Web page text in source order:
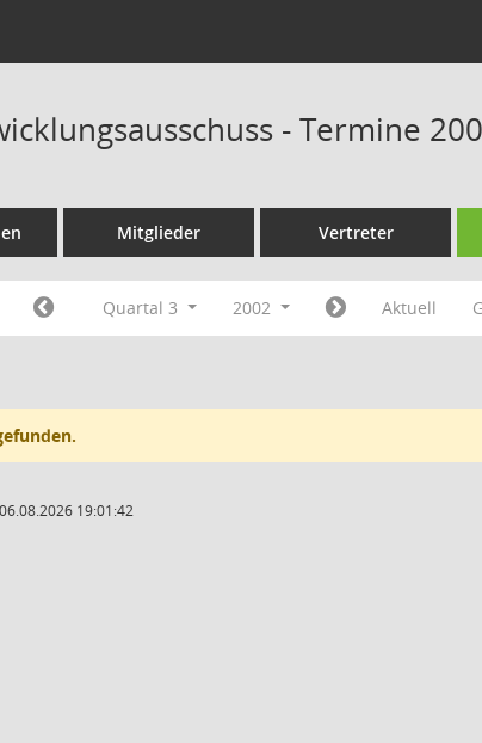
- Termine
Mitglieder Vertreter
Quartal 3 2002 Aktuell
19:01:42